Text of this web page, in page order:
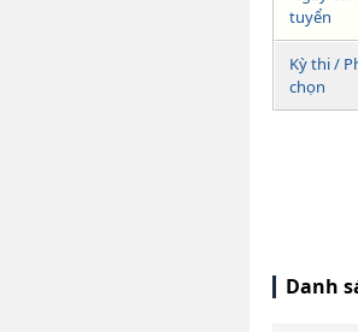
tuyển
Kỳ thi /
chọn
Danh